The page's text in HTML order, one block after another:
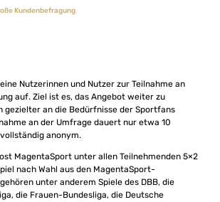
Kundenbefragung
Nutzerinnen und Nutzer zur Teilnahme an
auf. Ziel ist es, das Angebot weiter zu
gezielter an die Bedürfnisse der Sportfans
an der Umfrage dauert nur etwa 10
anonym.
MagentaSport unter allen Teilnehmenden 5×2
nach Wahl aus den MagentaSport-
unter anderem Spiele des DBB, die
die Frauen-Bundesliga, die Deutsche